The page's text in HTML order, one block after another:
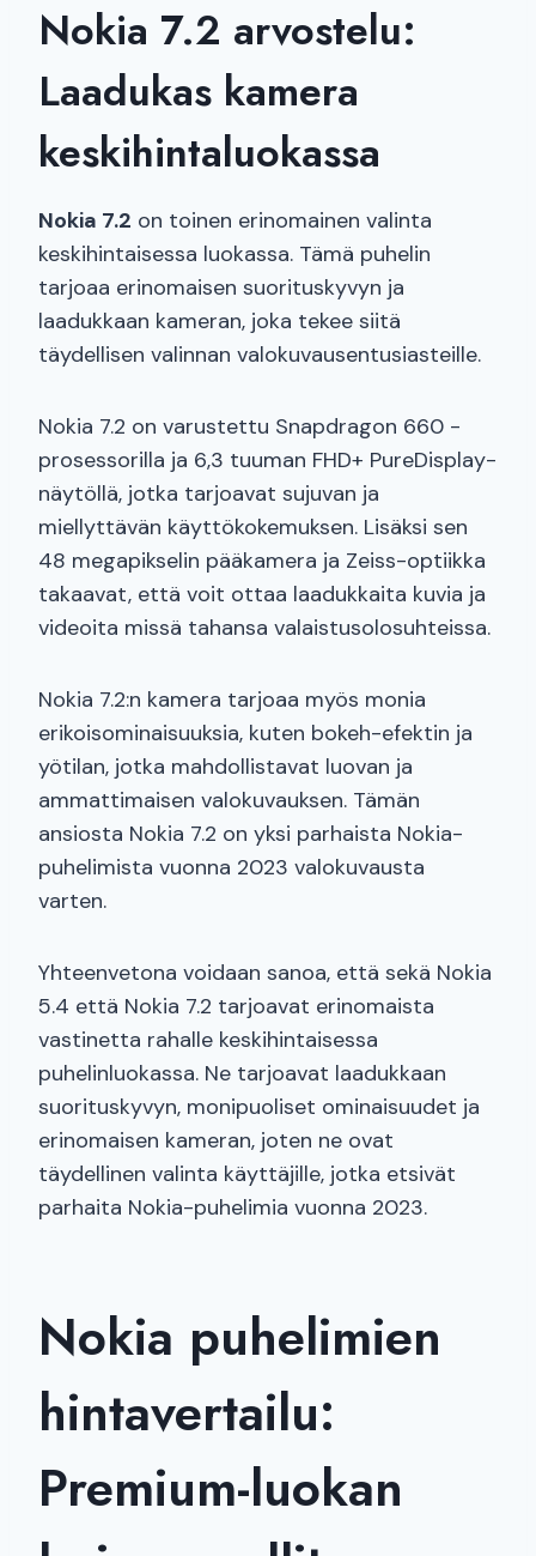
Nokia 7.2 arvostelu:
Laadukas kamera
keskihintaluokassa
Nokia 7.2 on toinen erinomainen valinta
keskihintaisessa luokassa. Tämä puhelin
tarjoaa erinomaisen suorituskyvyn ja
laadukkaan kameran, joka tekee siitä
täydellisen valinnan valokuvausentusiasteille.
Nokia 7.2 on varustettu Snapdragon 660 -
prosessorilla ja 6,3 tuuman FHD+ PureDisplay-
näytöllä, jotka tarjoavat sujuvan ja
miellyttävän käyttökokemuksen. Lisäksi sen
48 megapikselin pääkamera ja Zeiss-optiikka
takaavat, että voit ottaa laadukkaita kuvia ja
videoita missä tahansa valaistusolosuhteissa.
Nokia 7.2:n kamera tarjoaa myös monia
erikoisominaisuuksia, kuten bokeh-efektin ja
yötilan, jotka mahdollistavat luovan ja
ammattimaisen valokuvauksen. Tämän
ansiosta Nokia 7.2 on yksi parhaista Nokia-
puhelimista vuonna 2023 valokuvausta
varten.
Yhteenvetona voidaan sanoa, että sekä Nokia
5.4 että Nokia 7.2 tarjoavat erinomaista
vastinetta rahalle keskihintaisessa
puhelinluokassa. Ne tarjoavat laadukkaan
suorituskyvyn, monipuoliset ominaisuudet ja
erinomaisen kameran, joten ne ovat
täydellinen valinta käyttäjille, jotka etsivät
parhaita Nokia-puhelimia vuonna 2023.
Nokia puhelimien
hintavertailu:
Premium-luokan